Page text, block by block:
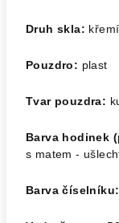
Druh skla:
Pouzdro: plast
Tvar pouzdra:
Barva hodinek
s matem -
Barva číselníku: